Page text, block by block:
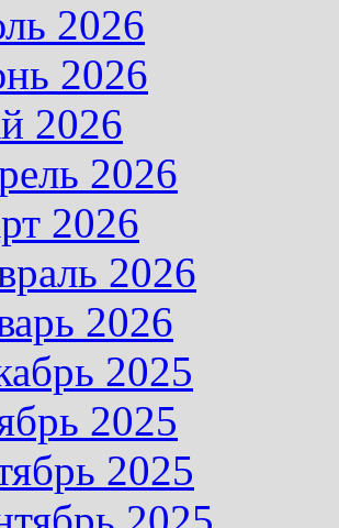
2026
2026
2026
2026
2026
2026
2026
2025
2025
2025